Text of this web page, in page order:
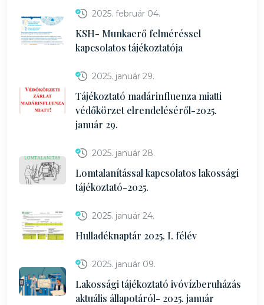
2025. február 04.
KSH- Munkaerő felméréssel
kapcsolatos tájékoztatója
2025. január 29.
Tájékoztató madárinfluenza miatti
védőkörzet elrendeléséről-2025.
január 29.
2025. január 28.
Lomtalanítással kapcsolatos lakossági
tájékoztató-2025.
2025. január 24.
Hulladéknaptár 2025. I. félév
2025. január 09.
Lakossági tájékoztató ivóvízberuházás
aktuális állapotáról- 2025. január